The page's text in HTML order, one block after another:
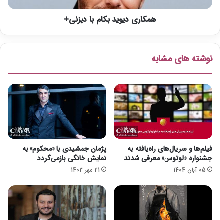
چ
ش
د
م
د
م
ش
ر
و
ع
»
و
ا
م
ا
د
ی
ز
ن
ی
+
همکاری دیوید بکام با دیزنی+
نوشته های مشابه
فیلم‌ها و سریال‌های راه‌یافته به
جشنواره «لوتوس» معرفی شدند
05 آبان 1404
پژمان جمشیدی با «محکوم» به
نمایش خانگی بازمی‌گردد
21 مهر 1403